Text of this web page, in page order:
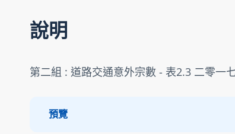
說明
第二組 : 道路交通意外宗數 - 表2.3 二零一
預覽